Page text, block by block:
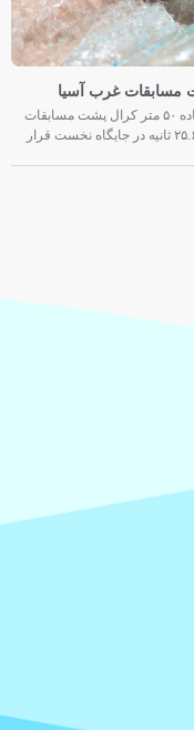
هومر عباسی، شناگر تیم ملی ایران، در دور مقدماتی ماده ۵۰ متر کرال پشت مسابقات